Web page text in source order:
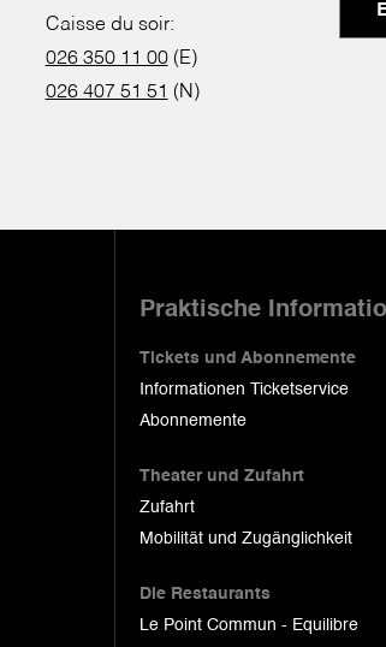
Caisse du soir:
026 350 11 00(E)
026 407 51 51 (N)
Praktische
Tickets und Abonnemente
Informationen Ticketservice
Abonnemente
Theater und Zufahrt
Zufahrt
Mobilität und Zugänglichkeit
Die Restaurants
Le Point Commun - Equilibre